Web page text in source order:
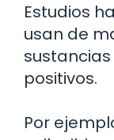
Estudios
usan de
positivos.
Por